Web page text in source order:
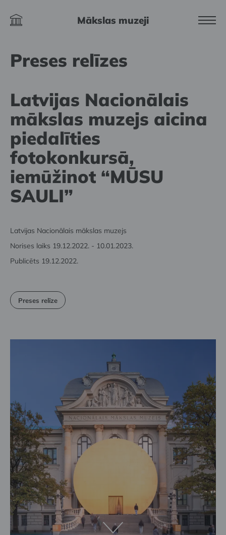
Mākslas muzeji
Preses relīzes
Latvijas Nacionālais
mākslas muzejs aicina
piedalīties
fotokonkursā,
iemūžinot “MŪSU
SAULI”
Latvijas Nacionālais mākslas muzejs
Norises laiks 19.12.2022. - 10.01.2023.
Publicēts 19.12.2022.
Preses relīze